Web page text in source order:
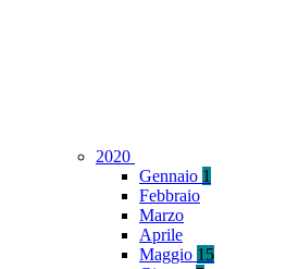
2020
Gennaio 1
Febbraio
Marzo
Aprile
Maggio 15